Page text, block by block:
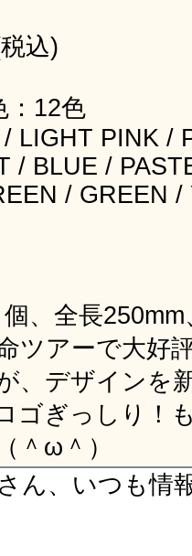
込)
：12色
LIGHT PINK /
/ BLUE /
/ GREEN /
、全長
ツアーで大好
、デザインを
ゴぎっしり！
＾ω＾）
さん、いつも情